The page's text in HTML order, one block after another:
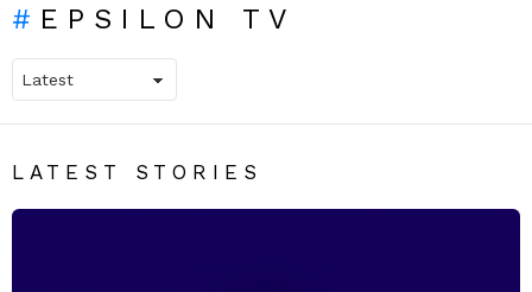
EPSILON TV
LATEST STORIES